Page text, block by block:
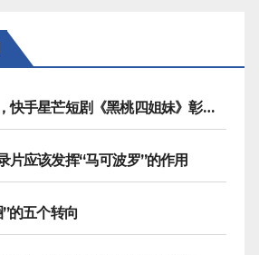
正义审判终将降临，快手星芒短剧《黑桃四姐妹》彰显治愈内核
片应该发挥“马可波罗”的作用
的五个转向